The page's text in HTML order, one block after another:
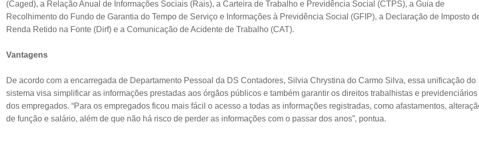
(Caged), a Relação Anual de Informações Sociais (Rais), a Carteira de Trabalho e Previdência Social (CTPS), a Guia de
Recolhimento do Fundo de Garantia do Tempo de Serviço e Informações à Previdência Social (GFIP), a Declaração de Imposto
Renda Retido na Fonte (Dirf) e a Comunicação de Acidente de Trabalho (CAT).
Vantagens
De acordo com a encarregada de Departamento Pessoal da DS Contadores, Silvia Chrystina do Carmo Silva, essa unificação do
sistema visa simplificar as informações prestadas aos órgãos públicos e também garantir os direitos trabalhistas e previdenciários
dos empregados. “Para os empregados ficou mais fácil o acesso a todas as informações registradas, como afastamentos,
de função e salário, além de que não há risco de perder as informações com o passar dos anos”, pontua.